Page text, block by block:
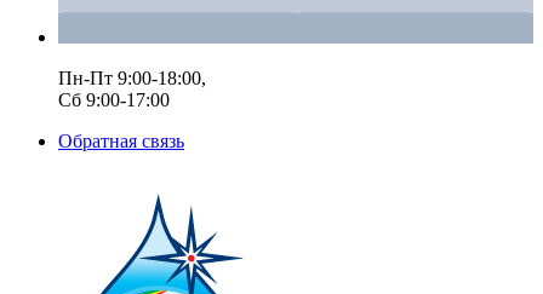
Пн-Пт 9:00-18:00,
Сб 9:00-17:00
Обратная связь